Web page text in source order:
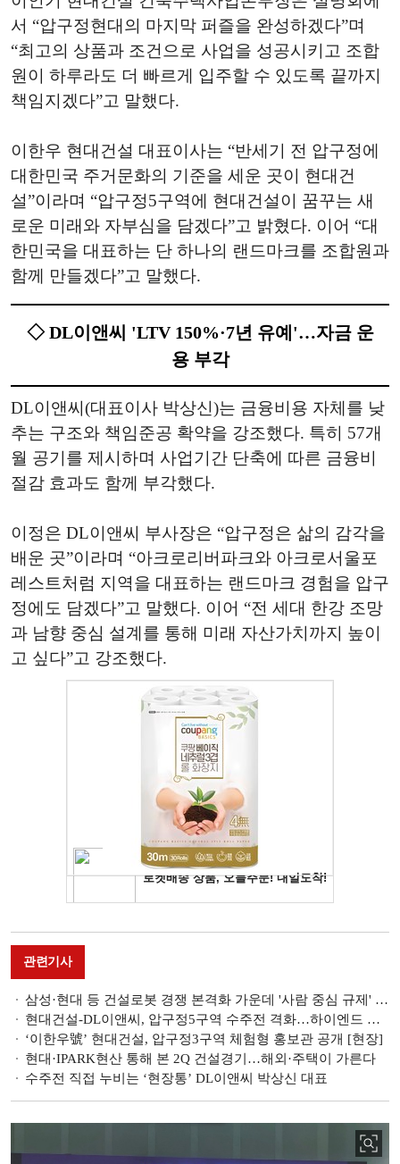
서 “압구정현대의 마지막 퍼즐을 완성하겠다”며
“최고의 상품과 조건으로 사업을 성공시키고 조합
원이 하루라도 더 빠르게 입주할 수 있도록 끝까지
책임지겠다”고 말했다.
이한우 현대건설 대표이사는 “반세기 전 압구정에
대한민국 주거문화의 기준을 세운 곳이 현대건
설”이라며 “압구정5구역에 현대건설이 꿈꾸는 새
로운 미래와 자부심을 담겠다”고 밝혔다. 이어 “대
한민국을 대표하는 단 하나의 랜드마크를 조합원과
함께 만들겠다”고 말했다.
◇ DL이앤씨 'LTV 150%·7년 유예'…자금 운
용 부각
DL이앤씨(대표이사 박상신)는 금융비용 자체를 낮
추는 구조와 책임준공 확약을 강조했다. 특히 57개
월 공기를 제시하며 사업기간 단축에 따른 금융비
절감 효과도 함께 부각했다.
이정은 DL이앤씨 부사장은 “압구정은 삶의 감각을
배운 곳”이라며 “아크로리버파크와 아크로서울포
레스트처럼 지역을 대표하는 랜드마크 경험을 압구
정에도 담겠다”고 말했다. 이어 “전 세대 한강 조망
과 남향 중심 설계를 통해 미래 자산가치까지 높이
고 싶다”고 강조했다.
관련기사
삼성·현대 등 건설로봇 경쟁 본격화 가운데 '사람 중심 규제' 한계…해법은?
현대건설-DL이앤씨, 압구정5구역 수주전 격화…하이엔드 설계 맞대결
‘이한우號’ 현대건설, 압구정3구역 체험형 홍보관 공개 [현장]
현대·IPARK현산 통해 본 2Q 건설경기…해외·주택이 가른다
수주전 직접 누비는 ‘현장통ʼ DL이앤씨 박상신 대표